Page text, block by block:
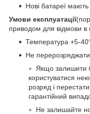
Нові батареї мають
Умови експлуатації
приводом для відмови в
Температура +5-
Не
Якщо залишити
користуватися
розряд і
гарантійний
Не залишайте